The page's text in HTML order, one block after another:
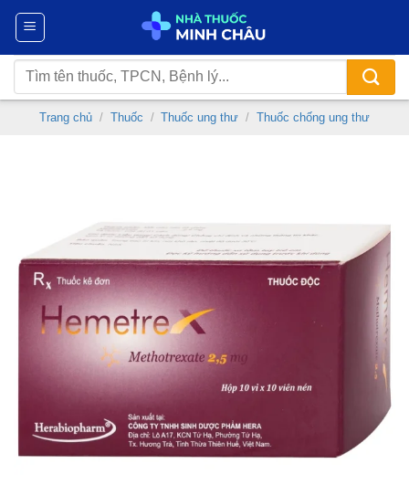
Chuyển
nội
dung
Tìm
kiếm:
Trang chủ / Thuốc / Thuốc ung thư / Thuốc chống ung thư